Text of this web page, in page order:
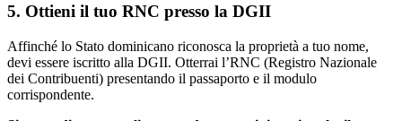
5. Ottieni il tuo RNC presso la DGII
Affinché lo Stato dominicano riconosca la proprietà a tuo nome,
devi essere iscritto alla DGII. Otterrai l’RNC (Registro Nazionale
dei Contribuenti) presentando il passaporto e il modulo
corrispondente.